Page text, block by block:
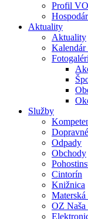
Profil VO
Aktuality
Aktuality
Kalendár
Služby
Odpady
Obchody
Cintorín
Knižnica
Materská
OZ Naša